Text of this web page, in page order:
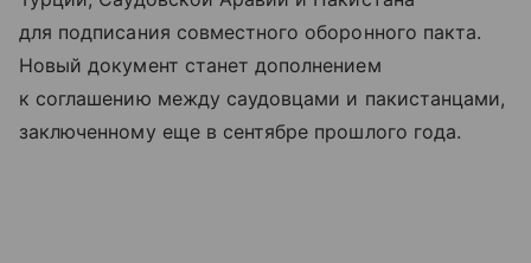
для подписания совместного оборонного пакта.
Новый документ станет дополнением
к соглашению между саудовцами и пакистанцами,
заключенному еще в сентябре прошлого года.